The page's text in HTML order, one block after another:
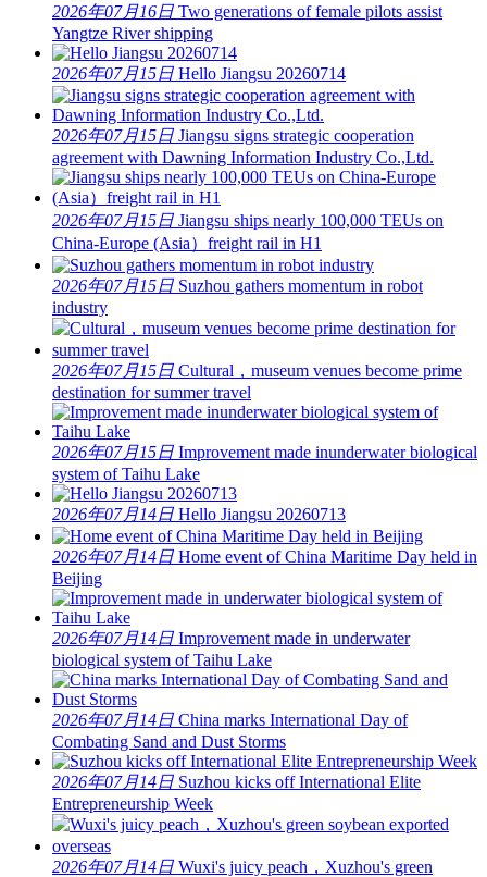
2026年07月16日 Two generations of female pilots assist
Yangtze River shipping
2026年07月15日 Hello Jiangsu 20260714
2026年07月15日 Jiangsu signs strategic cooperation
agreement with Dawning Information Industry Co.,Ltd.
2026年07月15日 Jiangsu ships nearly 100,000 TEUs on
China-Europe (Asia）freight rail in H1
2026年07月15日 Suzhou gathers momentum in robot
industry
2026年07月15日 Cultural，museum venues become prime
destination for summer travel
2026年07月15日 Improvement made inunderwater biological
system of Taihu Lake
2026年07月14日 Hello Jiangsu 20260713
2026年07月14日 Home event of China Maritime Day held in
Beijing
2026年07月14日 Improvement made in underwater
biological system of Taihu Lake
2026年07月14日 China marks International Day of
Combating Sand and Dust Storms
2026年07月14日 Suzhou kicks off International Elite
Entrepreneurship Week
2026年07月14日 Wuxi's juicy peach，Xuzhou's green